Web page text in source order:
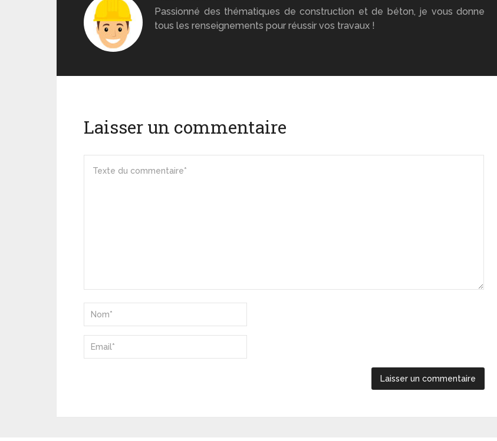
Passionné des thématiques de construction et de béton, je vous donne
tous les renseignements pour réussir vos travaux !
Laisser un commentaire